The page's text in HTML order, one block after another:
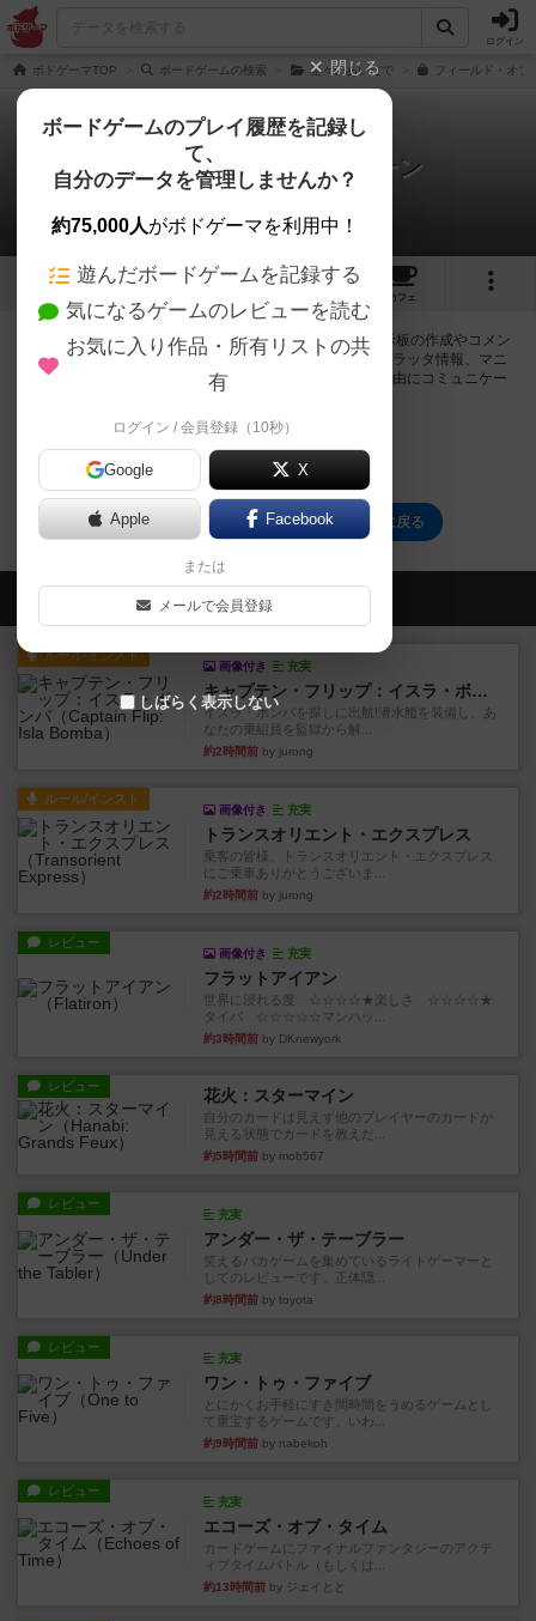
ログイン
ボドゲーマTOP ボードゲームの検索 星々のあいだで フィールド・オブ
フィールド・オブ・グリーン
0件の掲示板
3 4
カフェ
ログインするとフィールド・オブ・グリーン に関する掲示板の作成やコメン
トの書き込みが出来るようになります。ルールの疑問やエラッタ情報、マニ
ュアルでは判断し辛い曖昧な表記等について会員同士で自由にコミュニケー
ログイン/無料会員登録
フィールド・オブ・グリーン のトップに戻る
会員の新しい投稿
ルール/インスト
画像付き 充実
キャプテン・フリップ：イスラ・ボンバ
イスラ・ボンバを探しに出航!潜水艦を装備し、あ
なたの乗組員を監獄から解...
約2時間前 by jurong
ルール/インスト
画像付き 充実
トランスオリエント・エクスプレス
乗客の皆様、トランスオリエント・エクスプレス
にご乗車ありがとうございま...
約2時間前 by jurong
レビュー
画像付き 充実
フラットアイアン
世界に浸れる度 ☆☆☆☆★楽しさ ☆☆☆☆★
タイパ ☆☆☆☆☆マンハッ...
約3時間前 by DKnewyork
レビュー 花火：スターマイン
自分のカードは見えず他のプレイヤーのカードが
見える状態でカードを教えた...
約5時間前 by mob567
レビュー
充実
アンダー・ザ・テーブラー
笑えるバカゲームを集めているライトゲーマーと
してのレビューです。正体隠...
約8時間前 by toyota
レビュー
充実
ワン・トゥ・ファイブ
とにかくお手軽にすき間時間をうめるゲームとし
て重宝するゲームです。いわ...
約9時間前 by nabekoh
レビュー
充実
エコーズ・オブ・タイム
カードゲームにファイナルファンタジーのアクテ
ィブタイムバトル（もしくは...
約13時間前 by ジェイとと
閉じる
ボードゲームのプレイ履歴を記録し
て、
自分のデータを管理しませんか？
約75,000人がボドゲーマを利用中！
遊んだボードゲームを記録する
気になるゲームのレビューを読む
お気に入り作品・所有リストの共
有
ログイン / 会員登録（10秒）
Google X
Apple Facebook
または
メールで会員登録
しばらく表示しない